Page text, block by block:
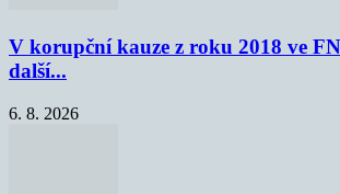
V korupční kauze z roku 2018 ve
další...
6. 8. 2026